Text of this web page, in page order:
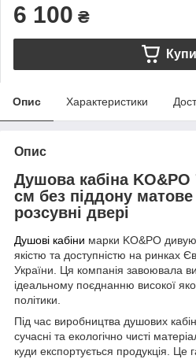
6 100 ₴
Опис Характеристики
Опис
Душова кабіна KO&PO
см без піддону
розсувні двері
Душові кабіни марки KO&PO
якістю та доступністю на ринках
України. Ця компанія завоювала
ідеальному поєднанню високої
політики.
Під час виробництва душових
сучасні та екологічно чисті
куди експортується продукція. Це